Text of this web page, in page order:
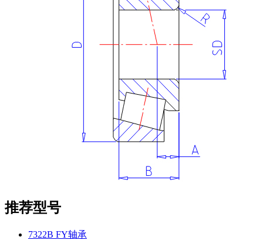
推荐型号
7322B FY轴承